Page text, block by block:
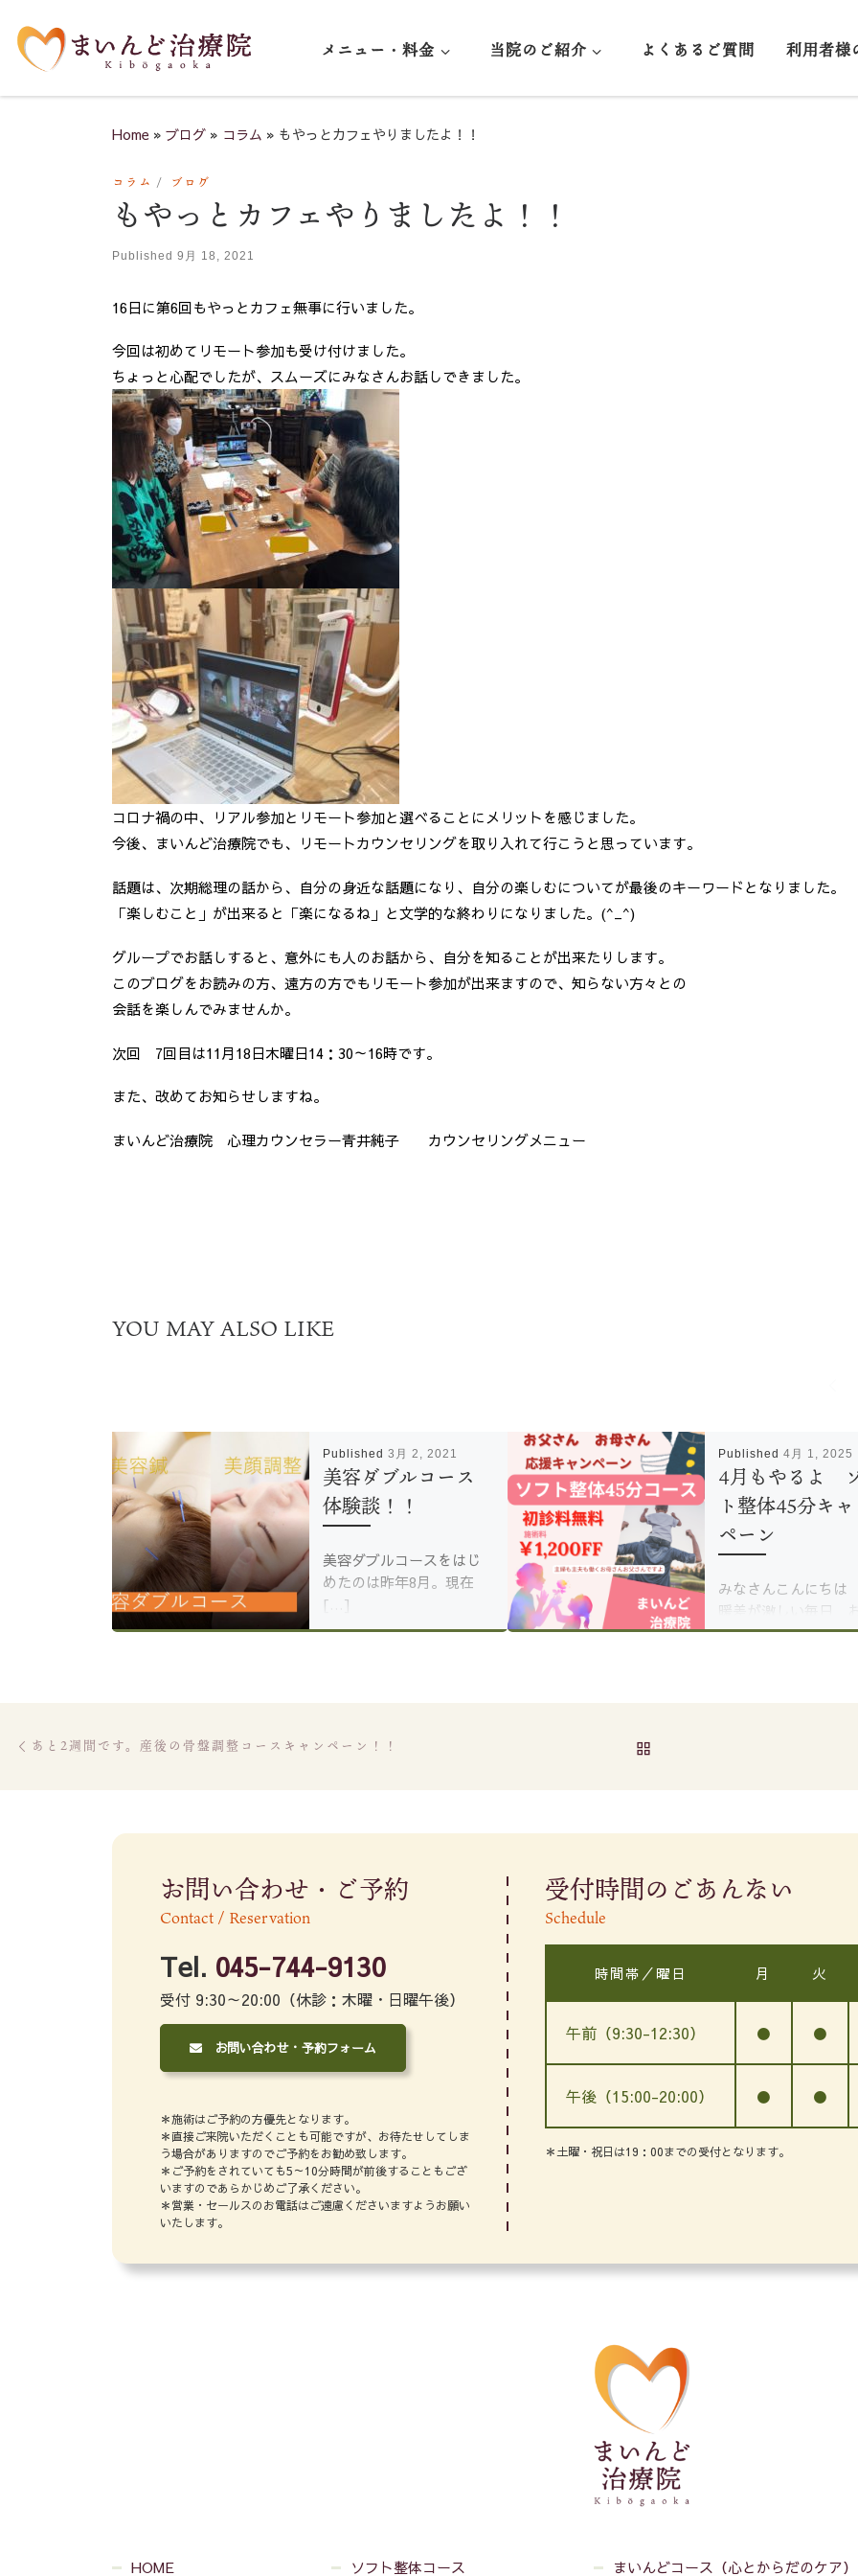
Skip to content
メニュー・料金 当院のご紹介 よくあるご質問 利用者様
Home » ブログ » コラム » もやっとカフェやりましたよ！！
コラム ブログ
もやっとカフェやりましたよ！！
Published 9月 18, 2021
16日に第6回もやっとカフェ無事に行いました。
今回は初めてリモート参加も受け付けました。
ちょっと心配でしたが、スムーズにみなさんお話しできました。
コロナ禍の中、リアル参加とリモート参加と選べることにメリットを感じました。
今後、まいんど治療院でも、リモートカウンセリングを取り入れて行こうと思っています。
話題は、次期総理の話から、自分の身近な話題になり、自分の楽しむについてが最後のキーワードとなりました。
「楽しむこと」が出来ると「楽になるね」と文学的な終わりになりました。(^_^)
グループでお話しすると、意外にも人のお話から、自分を知ることが出来たりします。
このブログをお読みの方、遠方の方でもリモート参加が出来ますので、知らない方々との
会話を楽しんでみませんか。
次回 7回目は11月18日木曜日14：30～16時です。
また、改めてお知らせしますね。
まいんど治療院 心理カウンセラー青井純子 カウンセリングメニュー
YOU MAY ALSO LIKE
Published3月 2, 2021
美容ダブルコース
体験談！！
美容ダブルコースをはじ
めたのは昨年8月。現在
[…]
Published 4月 1, 2025
4月もやるよ
ト整体45分キ
ペーン
みなさんこんにち
暖差が激しい毎日 お
[…]
Post navigation
あと2週間です。産後の骨盤調整コースキャンペーン！！
お問い合わせ・ご予約
Contact / Reservation
Tel. 045-744-9130
受付 9:30～20:00（休診：木曜・日曜午後）
お問い合わせ・予約フォーム
＊施術はご予約の方優先となります。
＊直接ご来院いただくことも可能ですが、お待たせしてしま
う場合がありますのでご予約をお勧め致します。
＊ご予約をされていても5～10分時間が前後することもござ
いますのであらかじめご了承ください。
＊営業・セールスのお電話はご遠慮くださいますようお願い
いたします。
受付時間のごあんない
Schedule
時間帯／曜日 月 火
午前（9:30-12:30） ● ●
午後（15:00-20:00） ● ●
＊土曜・祝日は19：00までの受付となります。
HOME ソフト整体コース まいんどコース（心とからだのケア）